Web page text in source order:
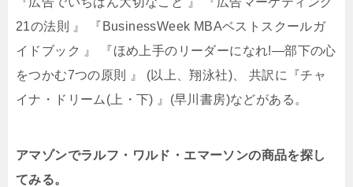
21の法則 』 『BusinessWeek MBAベストスクールガ
イドブック 』 『ほめ上手のリーダーになれ!―部下の心
をつかむ7つの原則 』 (以上、翔泳社)、 共訳に『チャ
イナ・ドリーム(上・下) 』(早川書房)などがある。
アマゾンでラルフ・ワルド・エマーソンの商品を探し
てみる。